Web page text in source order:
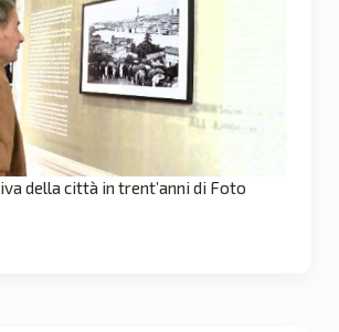
della città in trent’anni di Foto